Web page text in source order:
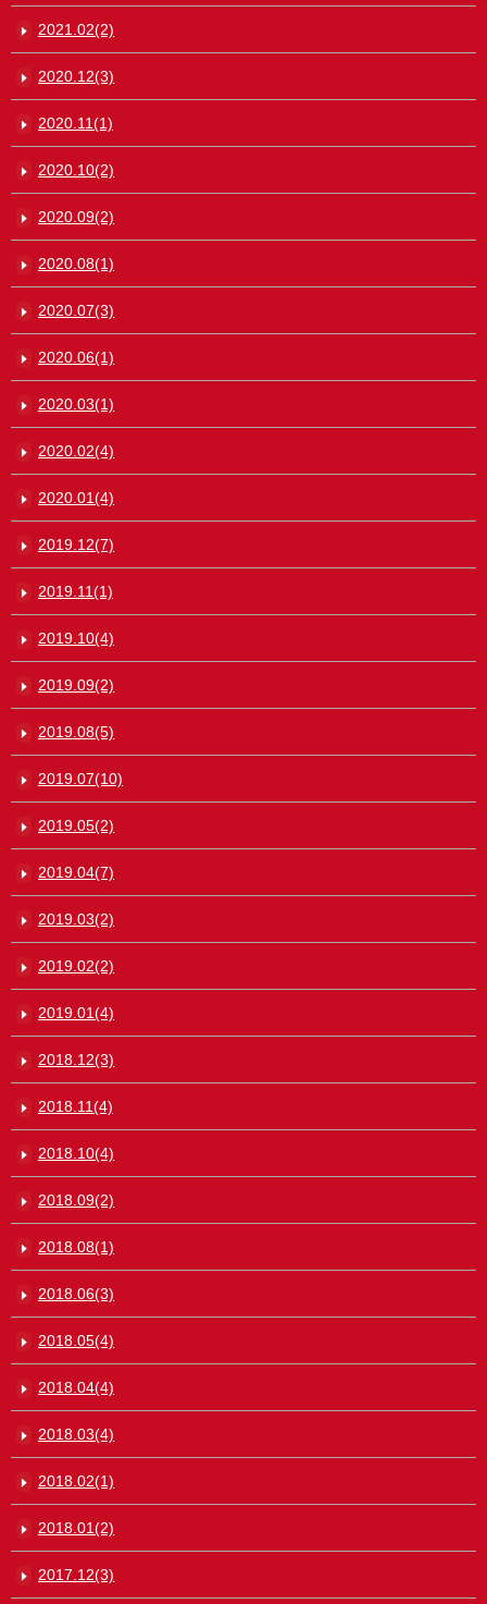
2021.02(2)
2020.12(3)
2020.11(1)
2020.10(2)
2020.09(2)
2020.08(1)
2020.07(3)
2020.06(1)
2020.03(1)
2020.02(4)
2020.01(4)
2019.12(7)
2019.11(1)
2019.10(4)
2019.09(2)
2019.08(5)
2019.07(10)
2019.05(2)
2019.04(7)
2019.03(2)
2019.02(2)
2019.01(4)
2018.12(3)
2018.11(4)
2018.10(4)
2018.09(2)
2018.08(1)
2018.06(3)
2018.05(4)
2018.04(4)
2018.03(4)
2018.02(1)
2018.01(2)
2017.12(3)